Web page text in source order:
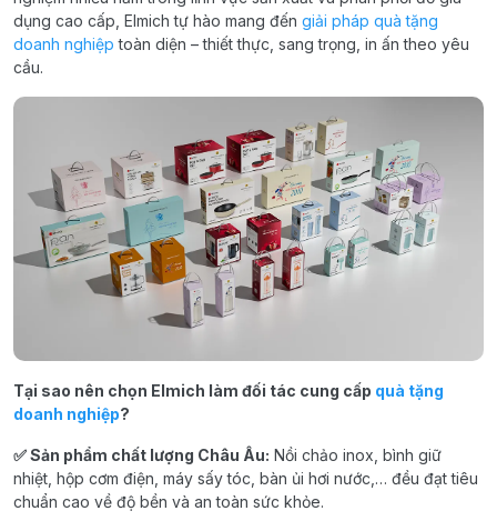
dụng cao cấp, Elmich tự hào mang đến giải pháp quà tặng
doanh nghiệp toàn diện – thiết thực, sang trọng, in ấn theo yêu
cầu.
Tại sao nên chọn Elmich làm đối tác cung cấp quà tặng
doanh nghiệp?
✅ Sản phẩm chất lượng Châu Âu: Nồi chảo inox, bình giữ
nhiệt, hộp cơm điện, máy sấy tóc, bàn ủi hơi nước,… đều đạt tiêu
chuẩn cao về độ bền và an toàn sức khỏe.